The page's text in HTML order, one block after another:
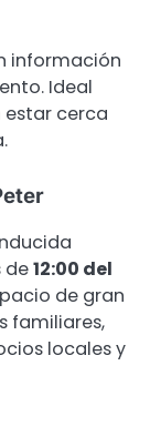
información
Ideal
cerca
de12:00 del
de gran
familiares,
locales y